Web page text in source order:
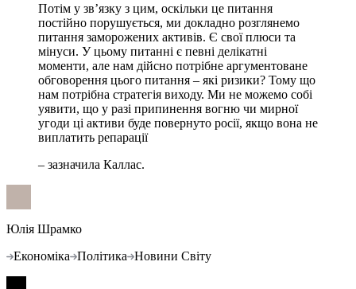
Потім у зв’язку з цим, оскільки це питання
постійно порушується, ми докладно розглянемо
питання заморожених активів. Є свої плюси та
мінуси. У цьому питанні є певні делікатні
моменти, але нам дійсно потрібне аргументоване
обговорення цього питання – які ризики? Тому що
нам потрібна стратегія виходу. Ми не можемо собі
уявити, що у разі припинення вогню чи мирної
угоди ці активи буде повернуто росії, якщо вона не
виплатить репарації
– зазначила Каллас.
Юлія Шрамко
Економіка Політика Новини Світу